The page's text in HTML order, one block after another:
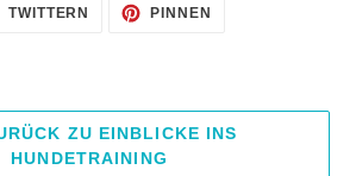
TWITTERN
AUF
TWITTER
PINNEN
ZU EINBLICKE INS
HUNDETRAINING